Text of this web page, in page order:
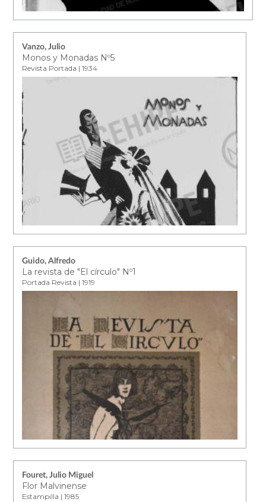
Vanzo, Julio
Monos y Monadas Nº5
Revista Portada | 1934
Guido, Alfredo
La revista de "El círculo" Nº1
Portada Revista | 1919
Fouret, Julio Miguel
Flor Malvinense
Estampilla | 1985